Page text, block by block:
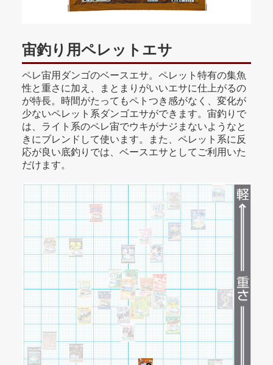
宙釣り用ペレットエサ
ペレ宙用ダンゴのベースエサ。ペレット特有の集魚
性と重さに加え、まとまりがいいエサに仕上がるの
が特長。時間がたってもペトつき感がなく、変化が
少ないペレット系ダンゴエサができます。宙釣りで
は、ライト系のペレ宙でウキがナジまないようなと
きにブレンドして使います。また、ペレット系に反
応が良い底釣りでは、ベースエサとしてご利用いた
だけます。